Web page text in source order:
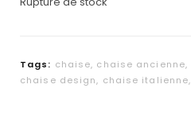
Tags: chaise, chaise ancienne,
chaise design, chaise italienne,